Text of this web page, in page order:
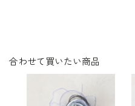
合わせて買いたい商品